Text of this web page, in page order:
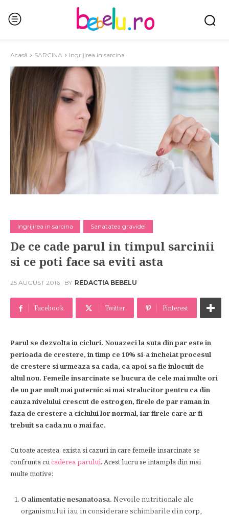
Acasă SARCINA Ingrijirea in sarcina
Ingrijirea in sarcina Sanatatea gravidei
De ce cade parul in timpul sarcinii
si ce poti face sa eviti asta
25 AUGUST 2016 BY REDACTIA BEBELU
Facebook Twitter Pinterest
Parul se dezvolta in cicluri. Nouazeci la suta din par este in
perioada de crestere, in timp ce 10% si-a incheiat procesul
de crestere si urmeaza sa cada, ca apoi sa fie inlocuit de
altul nou. Femeile insarcinate se bucura de cele mai multe ori
de un par mult mai puternic si mai stralucitor pentru ca din
cauza nivelului crescut de estrogen, firele de par raman in
faza de crestere a ciclului lor normal, iar firele care ar fi
trebuit sa cada nu o mai fac.
Cu toate acestea, exista si cazuri in care femeile insarcinate se
confrunta cucaderea parului. Acest lucru se intampla din mai
multe motive:
O alimentatie nesanatoasa. Nevoile nutritionale ale
organismului iau in considerare schimbarile din corp,